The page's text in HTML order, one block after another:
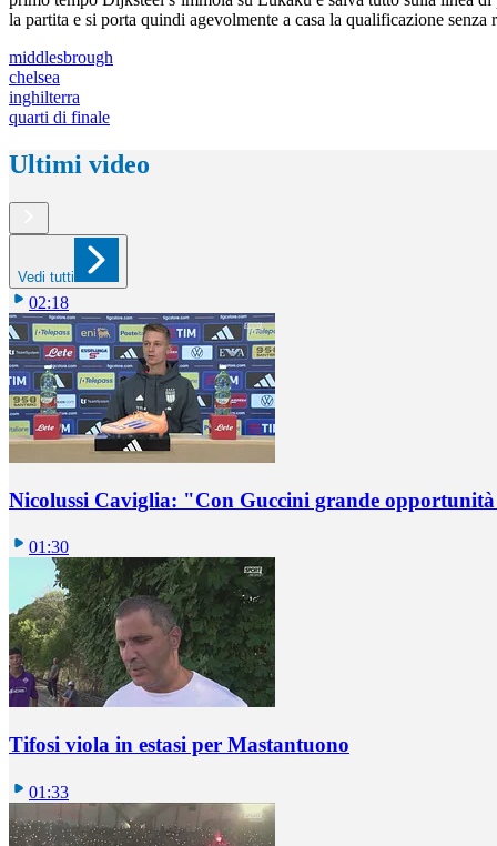
la partita e si porta quindi agevolmente a casa la qualificazione
middlesbrough
chelsea
inghilterra
quarti di finale
Ultimi video
Vedi tutti
02:18
Nicolussi Caviglia: "Con Guccini grande
01:30
Tifosi viola in estasi per Mastantuono
01:33